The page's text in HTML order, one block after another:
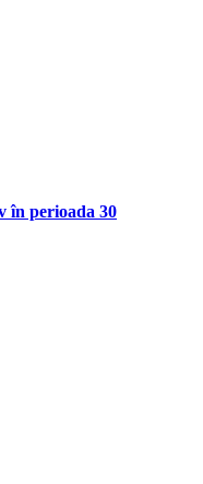
în perioada 30